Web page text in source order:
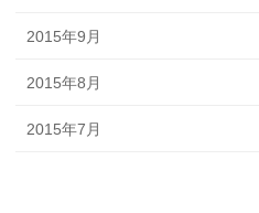
2015年9月
2015年8月
2015年7月